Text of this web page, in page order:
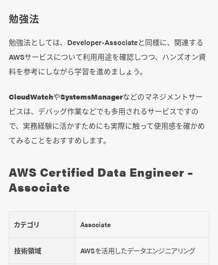
勉強法
勉強法としては、Developer-Associateと同様に、関連する
AWSサービスについて利用用途を確認しつつ、ハンズオン資
料を参考にしながら学習を進めましょう。
CloudWatchやSystemsManagerなどのマネジメントサー
ビスは、デバッグ作業などでも多用されるサービスですの
で、実務経験に活かすためにも実際に触って使用感を確かめ
てみることをおすすめします。
AWS Certified Data Engineer –
Associate
カテゴリ Associate
技術領域 AWSを活用したデータエンジニアリング